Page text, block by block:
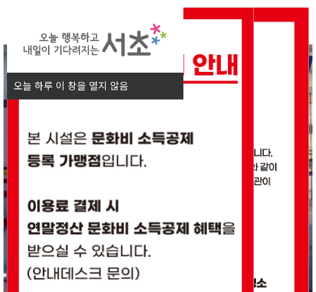
오늘 하루 이 창을 열지 않음
오늘 하루 이 창을 열지 않음